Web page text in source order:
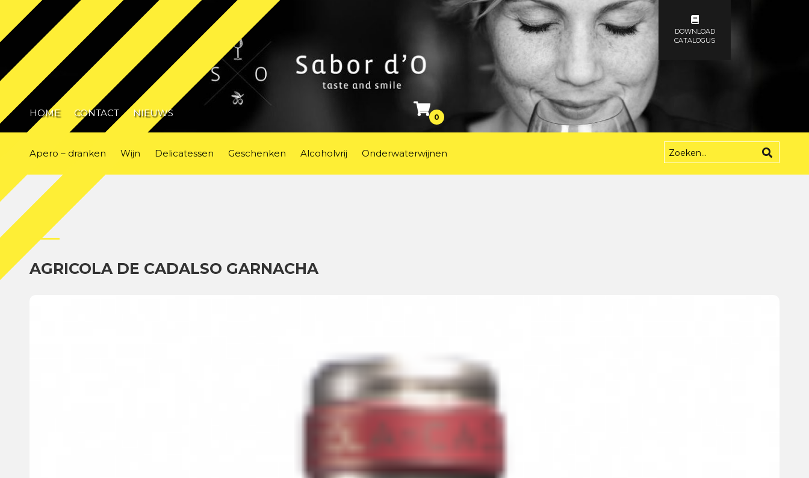
DOWNLOAD
CATALOGUS
HOME CONTACT NIEUWS 0
Apero – dranken Wijn Delicatessen Geschenken Alcoholvrij Onderwaterwijnen
AGRICOLA DE CADALSO GARNACHA